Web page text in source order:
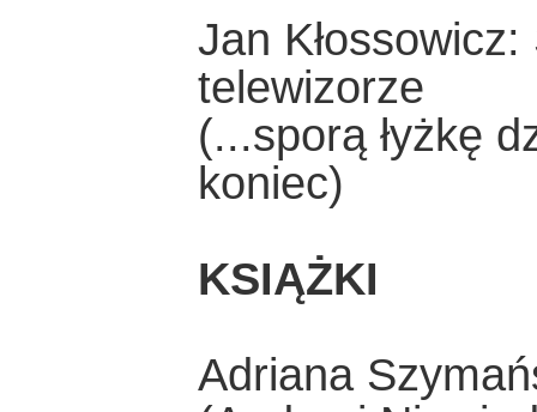
Jan
telewizorze
(...sporą łyżkę
koniec)
KSIĄŻKI
Adriana